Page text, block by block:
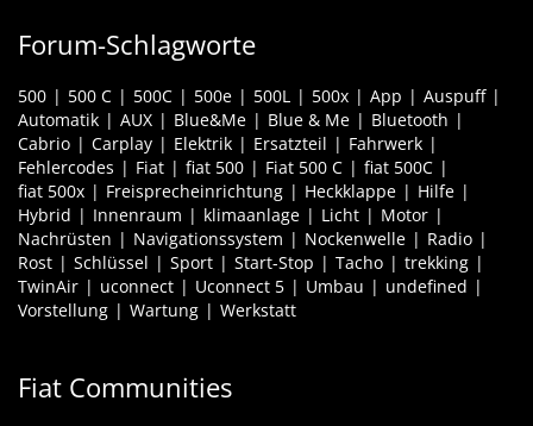
Forum-Schlagworte
500 500 C 500C 500e 500L 500x App
Auspuff
Automatik
AUX Blue&Me Blue & Me
Bluetooth
Cabrio
Carplay Elektrik Ersatzteil
Fahrwerk
Fehlercodes
Fiat fiat 500 Fiat 500 C
fiat 500C
fiat 500x
Freisprecheinrichtung Heckklappe
Hilfe
Hybrid
Innenraum klimaanlage Licht
Motor
Nachrüsten
Navigationssystem Nockenwelle
Radio
Rost
Schlüssel Sport Start-Stop Tacho
trekking
TwinAir
uconnect Uconnect 5 Umbau
undefined
Vorstellung
Wartung Werkstatt
Fiat Communities